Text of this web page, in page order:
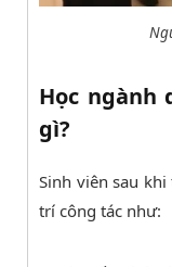
Học
gì?
Sinh viên sau
trí công tác như: